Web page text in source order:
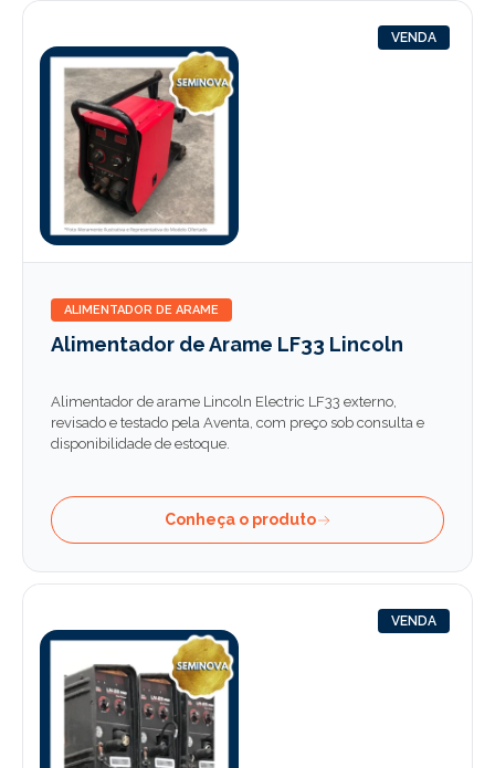
VENDA
ALIMENTADOR DE ARAME
Alimentador de Arame LF33 Lincoln
Alimentador de arame Lincoln Electric LF33 externo,
revisado e testado pela Aventa, com preço sob consulta e
disponibilidade de estoque.
Conheça o produto
VENDA